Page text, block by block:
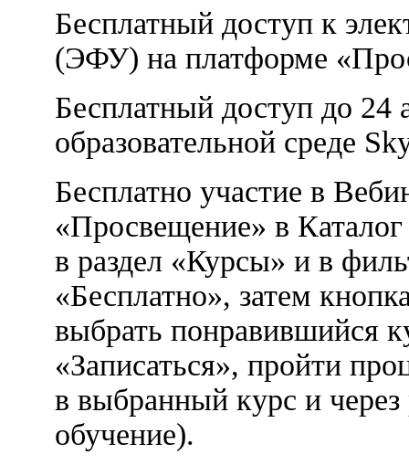
Бесплатный доступ к
(ЭФУ) на платформе
Бесплатный доступ до 24
образовательной среде
Бесплатно участие в
«Просвещение» в
в раздел «Курсы» и в
«Бесплатно», затем
выбрать понравившийся
«Записаться», пройти
в выбранный курс и через
обучение).